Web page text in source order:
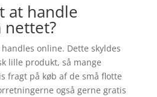
at handle
nettet?
online. Dette skyldes
lille produkt, så mange
fragt på køb af de små flotte
også gerne gratis